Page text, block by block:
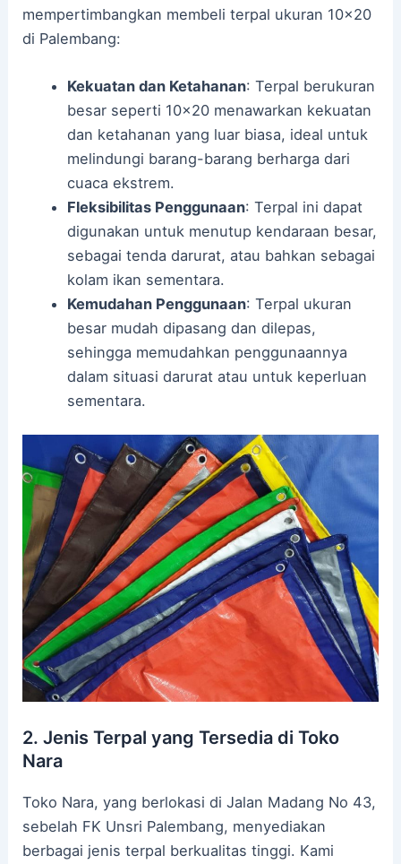
mempertimbangkan membeli terpal ukuran 10×20
di Palembang:
Kekuatan dan Ketahanan: Terpal berukuran
besar seperti 10×20 menawarkan kekuatan
dan ketahanan yang luar biasa, ideal untuk
melindungi barang-barang berharga dari
cuaca ekstrem.
Fleksibilitas Penggunaan: Terpal ini dapat
digunakan untuk menutup kendaraan besar,
sebagai tenda darurat, atau bahkan sebagai
kolam ikan sementara.
Kemudahan Penggunaan: Terpal ukuran
besar mudah dipasang dan dilepas,
sehingga memudahkan penggunaannya
dalam situasi darurat atau untuk keperluan
sementara.
2. Jenis Terpal yang Tersedia di Toko
Nara
Toko Nara, yang berlokasi di Jalan Madang No 43,
sebelah FK Unsri Palembang, menyediakan
berbagai jenis terpal berkualitas tinggi. Kami